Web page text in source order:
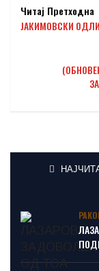
Читај Претходна
ЈАКИМОВСКИ